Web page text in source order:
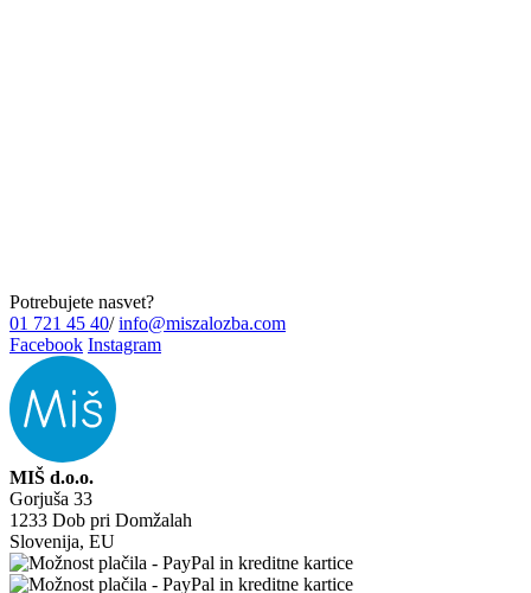
Potrebujete nasvet?
01 721 45 40/ info@miszalozba.com
Facebook Instagram
MIŠ d.o.o.
Gorjuša 33
1233 Dob pri Domžalah
Slovenija, EU